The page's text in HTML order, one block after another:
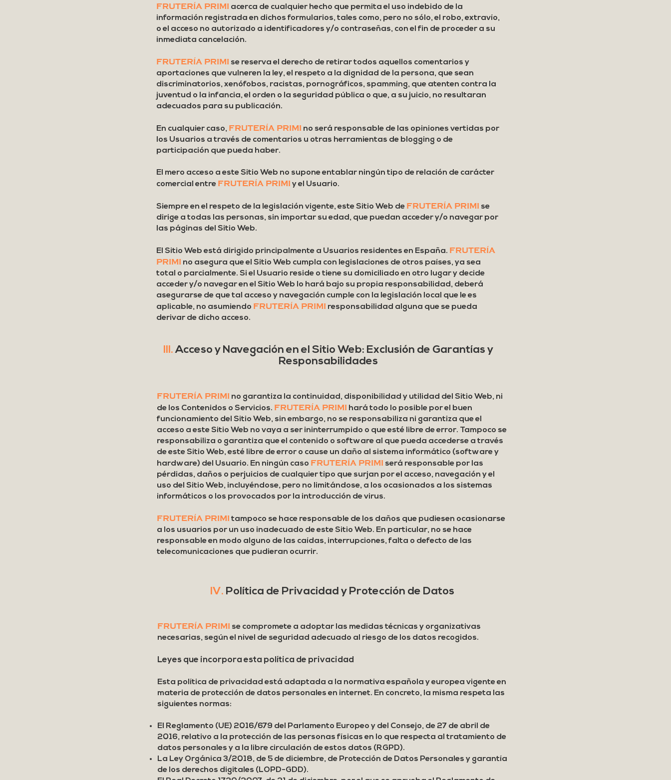
FRUTERÍA PRIMI acerca de cualquier hecho que permita el uso indebido de la
información registrada en dichos formularios, tales como, pero no sólo, el robo, extravío,
o el acceso no autorizado a identificadores y/o contraseñas, con el fin de proceder a su
inmediata cancelación.
FRUTERÍA PRIMI se reserva el derecho de retirar todos aquellos comentarios y
aportaciones que vulneren la ley, el respeto a la dignidad de la persona, que sean
discriminatorios, xenófobos, racistas, pornográficos, spamming, que atenten contra la
juventud o la infancia, el orden o la seguridad pública o que, a su juicio, no resultaran
adecuados para su publicación.
En cualquier caso, FRUTERÍA PRIMI no será responsable de las opiniones vertidas por
los Usuarios a través de comentarios u otras herramientas de blogging o de
participación que pueda haber.
El mero acceso a este Sitio Web no supone entablar ningún tipo de relación de carácter
comercial entre FRUTERÍA PRIMI y el Usuario.
Siempre en el respeto de la legislación vigente, este Sitio Web de FRUTERÍA PRIMI se
dirige a todas las personas, sin importar su edad, que puedan acceder y/o navegar por
las páginas del Sitio Web.
El Sitio Web está dirigido principalmente a Usuarios residentes en España. FRUTERÍA
PRIMI no asegura que el Sitio Web cumpla con legislaciones de otros países, ya sea
total o parcialmente. Si el Usuario reside o tiene su domiciliado en otro lugar y decide
acceder y/o navegar en el Sitio Web lo hará bajo su propia responsabilidad, deberá
asegurarse de que tal acceso y navegación cumple con la legislación local que le es
aplicable, no asumiendo FRUTERÍA PRIMI responsabilidad alguna que se pueda
derivar de dicho acceso.
III.Acceso y Navegación en el Sitio Web: Exclusión de Garantías y
Responsabilidades
FRUTERÍA PRIMI no garantiza la continuidad, disponibilidad y utilidad del Sitio Web, ni
de los Contenidos o Servicios. FRUTERÍA PRIMI hará todo lo posible por el buen
funcionamiento del Sitio Web, sin embargo, no se responsabiliza ni garantiza que el
acceso a este Sitio Web no vaya a ser ininterrumpido o que esté libre de error. Tampoco se
responsabiliza o garantiza que el contenido o software al que pueda accederse a través
de este Sitio Web, esté libre de error o cause un daño al sistema informático (software y
hardware) del Usuario. En ningún caso FRUTERÍA PRIMI será responsable por las
pérdidas, daños o perjuicios de cualquier tipo que surjan por el acceso, navegación y el
uso del Sitio Web, incluyéndose, pero no limitándose, a los ocasionados a los sistemas
informáticos o los provocados por la introducción de virus.
FRUTERÍA PRIMI tampoco se hace responsable de los daños que pudiesen ocasionarse
a los usuarios por un uso inadecuado de este Sitio Web. En particular, no se hace
responsable en modo alguno de las caídas, interrupciones, falta o defecto de las
telecomunicaciones que pudieran ocurrir.
IV. Política de Privacidad y Protección de Datos
FRUTERÍA PRIMI se compromete a adoptar las medidas técnicas y organizativas
necesarias, según el nivel de seguridad adecuado al riesgo de los datos recogidos.
Leyes que incorpora esta política de privacidad
Esta política de privacidad está adaptada a la normativa española y europea vigente en
materia de protección de datos personales en internet. En concreto, la misma respeta las
siguientes normas:
El Reglamento (UE) 2016/679 del Parlamento Europeo y del Consejo, de 27 de abril de
2016, relativo a la protección de las personas físicas en lo que respecta al tratamiento de
datos personales y a la libre circulación de estos datos (RGPD).
La Ley Orgánica 3/2018, de 5 de diciembre, de Protección de Datos Personales y garantía
de los derechos digitales (LOPD-GDD).